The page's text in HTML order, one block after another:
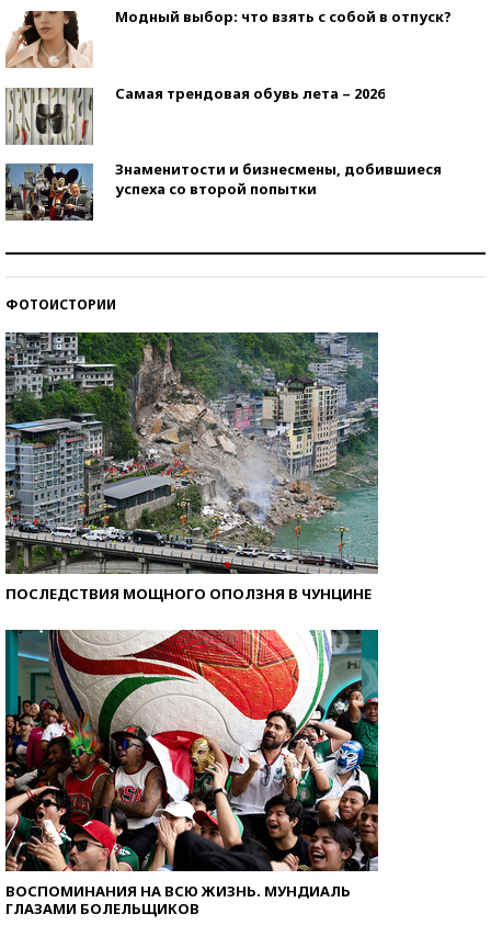
Модный выбор: что взять с собой в отпуск?
Самая трендовая обувь лета – 2026
Знаменитости и бизнесмены, добившиеся
успеха со второй попытки
ФОТОИСТОРИИ
ПОСЛЕДСТВИЯ МОЩНОГО ОПОЛЗНЯ В ЧУНЦИНЕ
ВОСПОМИНАНИЯ НА ВСЮ ЖИЗНЬ. МУНДИАЛЬ
ГЛАЗАМИ БОЛЕЛЬЩИКОВ